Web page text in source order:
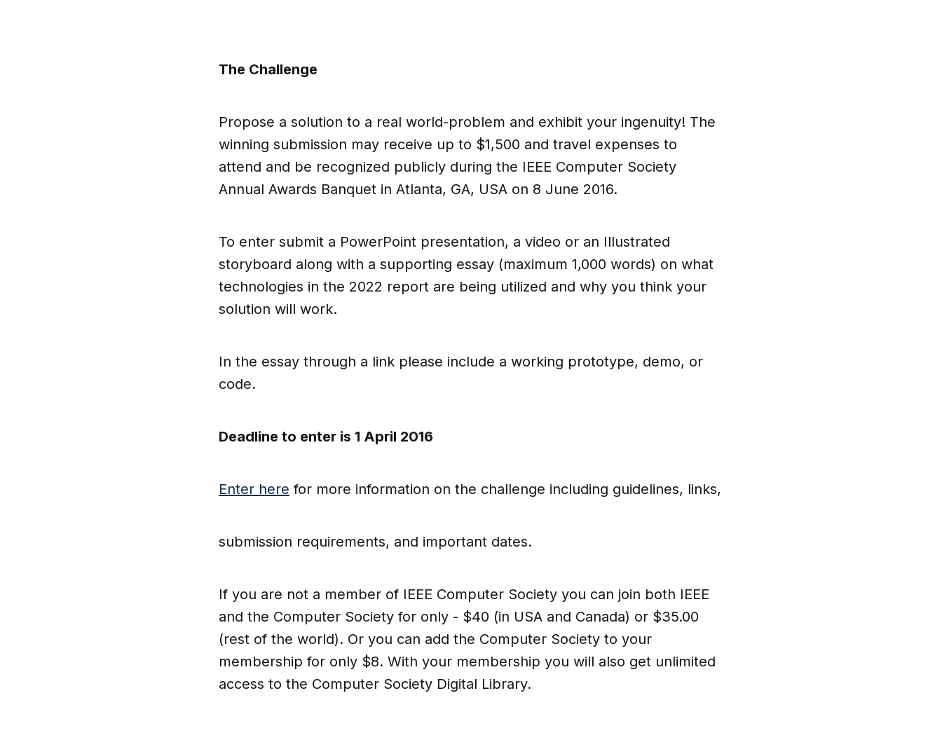
The Challenge
Propose a solution to a real world-problem and exhibit your ingenuity! The
winning submission may receive up to $1,500 and travel expenses to
attend and be recognized publicly during the IEEE Computer Society
Annual Awards Banquet in Atlanta, GA, USA on 8 June 2016.
To enter submit a PowerPoint presentation, a video or an Illustrated
storyboard along with a supporting essay (maximum 1,000 words) on what
technologies in the 2022 report are being utilized and why you think your
solution will work.
In the essay through a link please include a working prototype, demo, or
code.
Deadline to enter is 1 April 2016
Enter here for more information on the challenge including guidelines, links,
submission requirements, and important dates.
If you are not a member of IEEE Computer Society you can join both IEEE
and the Computer Society for only - $40 (in USA and Canada) or $35.00
(rest of the world). Or you can add the Computer Society to your
membership for only $8. With your membership you will also get unlimited
access to the Computer Society Digital Library.